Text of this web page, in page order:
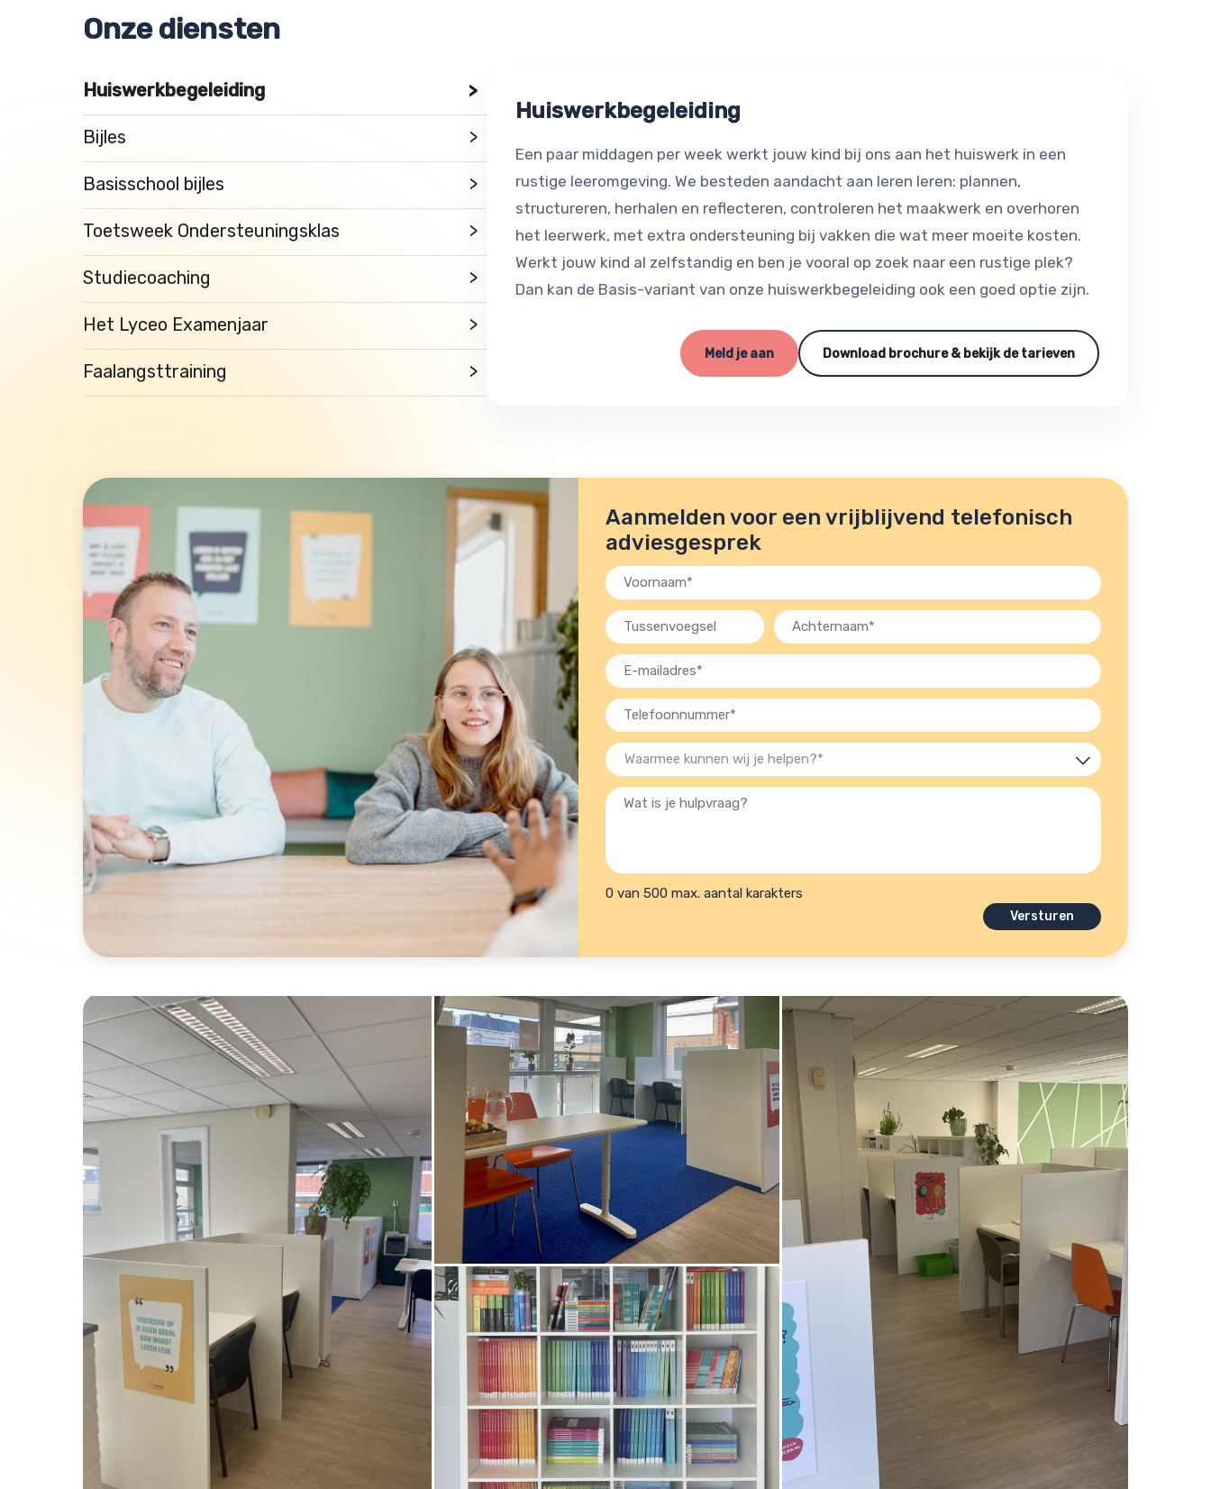
Onze diensten
Huiswerkbegeleiding >
Bijles >
Basisschool bijles >
Toetsweek Ondersteuningsklas >
Studiecoaching >
Het Lyceo Examenjaar >
Faalangsttraining >
Huiswerkbegeleiding
Een paar middagen per week werkt jouw kind bij ons aan het huiswerk in een
rustige leeromgeving. We besteden aandacht aan leren leren: plannen,
structureren, herhalen en reflecteren, controleren het maakwerk en overhoren
het leerwerk, met extra ondersteuning bij vakken die wat meer moeite kosten.
Werkt jouw kind al zelfstandig en ben je vooral op zoek naar een rustige plek?
Dan kan de Basis-variant van onze huiswerkbegeleiding ook een goed optie zijn.
Meld je aan Download brochure & bekijk de tarieven
Aanmelden voor een vrijblijvend telefonisch
adviesgesprek
Voornaam
(Vereist)
Tussenvoegsel Achternaam
(Vereist)
E-
mailadres
(Vereist)
Telefoon
(Vereist)
Waarmee
kunnen
wij
(Vereist)
Wat
hulpvraag?
0 van 500 max. aantal karakters